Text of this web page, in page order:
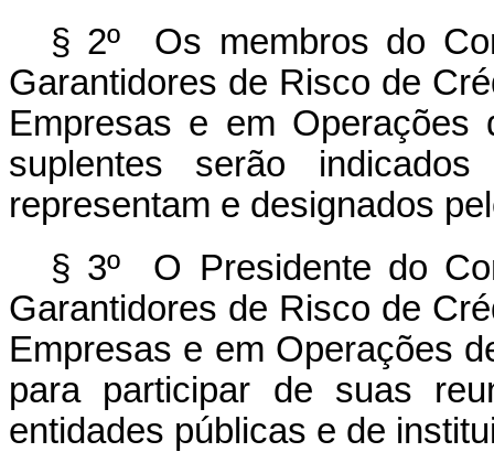
§ 2º Os membros do
Garantidores de Risco de
Empresas e em Operações
suplentes serão
representam e designados
§ 3º O Presidente do
Garantidores de Risco de
Empresas e em Operações
para participar de suas
entidades públicas e de